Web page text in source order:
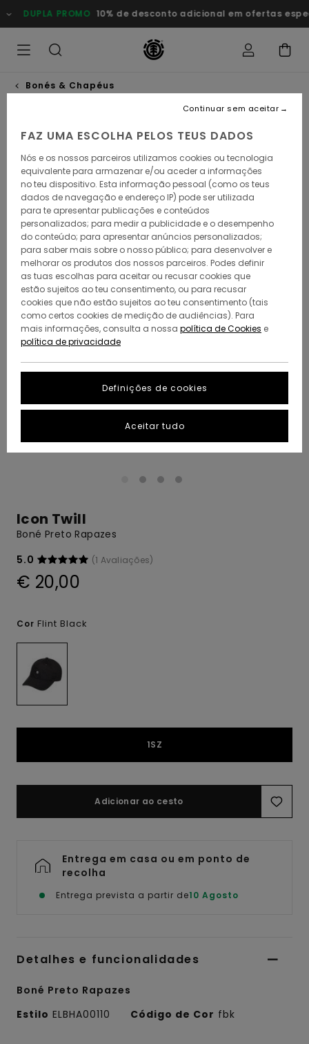
para
a
DUPLA PROMO 10% de desconto adicional em ofertas
Bonés & Chapéus
Icon Twill
Boné Preto Rapazes
5.0
(1 Avaliações)
€ 20,00
Cor Flint Black
1SZ
Adicionar ao cesto
Entrega em casa ou em ponto de
recolha
Entrega prevista a partir de10 Agosto
Detalhes e funcionalidades
Boné Preto Rapazes
Estilo ELBHA00110 Código de Cor fbk
FAZ UMA ESCOLHA PELOS TEUS DADOS
Nós e os nossos parceiros utilizamos cookies ou tecnologia
equivalente para armazenar e/ou aceder a informações
no teu dispositivo. Esta informação pessoal (como os teus
dados de navegação e endereço IP) pode ser utilizada
para te apresentar publicações e conteúdos
personalizados; para medir a publicidade e o desempenho
do conteúdo; para apresentar anúncios personalizados;
para saber mais sobre o nosso público; para desenvolver e
melhorar os produtos dos nossos parceiros. Podes definir
as tuas escolhas para aceitar ou recusar cookies que
estão sujeitos ao teu consentimento, ou para recusar
cookies que não estão sujeitos ao teu consentimento (tais
como certos cookies de medição de audiências). Para
mais informações, consulta a nossa política de Cookies e
política de privacidade
Definições de cookies
Continuar sem aceitar
Aceitar tudo